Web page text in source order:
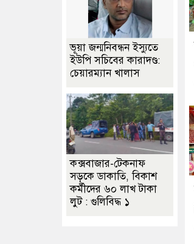
ভূয়া জন্মনিবন্ধন ইস্যুতে
ইউপি সচিবের কারাদণ্ড:
চেয়ারম্যান খালাস
কক্সবাজার-টেকনাফ
সড়কে ডাকাতি, বিকাশ
কর্মীদের ৬০ লাখ টাকা
লুট : গুলিবিদ্ধ ১